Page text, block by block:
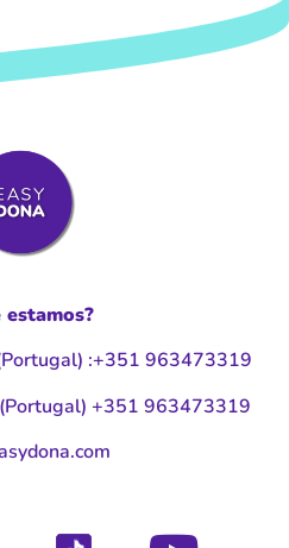
estamos?
) :+351 963473319
) +351 963473319